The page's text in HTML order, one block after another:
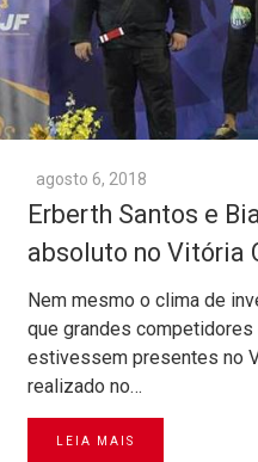
agosto 6, 2018
Erberth Santos e
absoluto no Vitória
Nem mesmo o clima de
que grandes
estivessem presentes no
realizado no…
LEIA MAIS